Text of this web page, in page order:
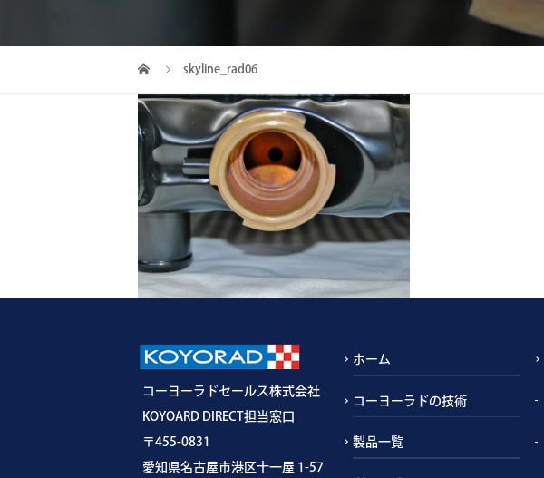
skyline_rad06
コーヨーラドセールス株式会社
KOYOARD DIRECT担当窓口
〒455-0831
愛知県名古屋市港区十一屋 1-57
ホーム
コーヨーラドの技術
製品一覧